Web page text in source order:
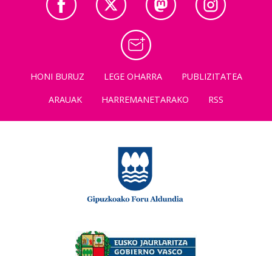
HONI BURUZ LEGE OHARRA
PUBLIZITATEA
ARAUAK
HARREMANETARAKO RSS